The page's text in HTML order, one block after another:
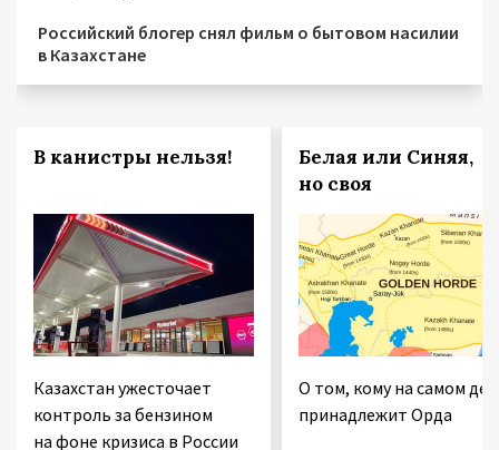
Российский блогер снял фильм о бытовом насилии
в Казахстане
В канистры нельзя!
Казахстан ужесточает
контроль за бензином
на фоне кризиса в России
Белая или Синяя,
но своя
О том, кому на самом
принадлежит Орда